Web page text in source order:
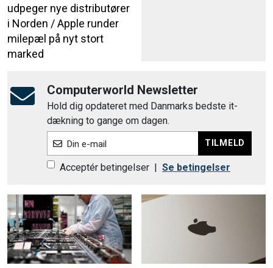
udpeger nye distributører
i Norden / Apple runder
milepæl på nyt stort
marked
Computerworld Newsletter
Hold dig opdateret med Danmarks bedste it-
dækning to gange om dagen.
Din e-mail TILMELD
Acceptér betingelser | Se betingelser